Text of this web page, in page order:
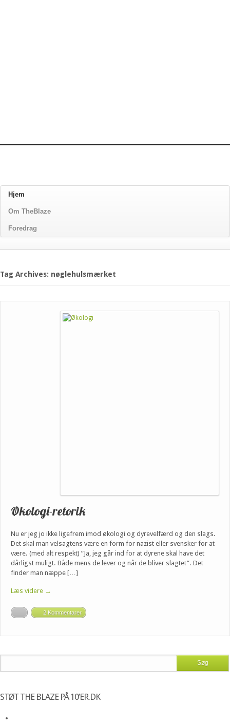
Hjem
Om TheBlaze
Foredrag
Tag Archives: nøglehulsmærket
Økologi-retorik
Nu er jeg jo ikke ligefrem imod økologi og dyrevelfærd og den slags.
Det skal man velsagtens være en form for nazist eller svensker for at
være. (med alt respekt) ”Ja, jeg går ind for at dyrene skal have det
dårligst muligt. Både mens de lever og når de bliver slagtet”. Det
finder man næppe […]
Læs videre →
2 Kommentarer
STØT THE BLAZE PÅ 10’ER.DK